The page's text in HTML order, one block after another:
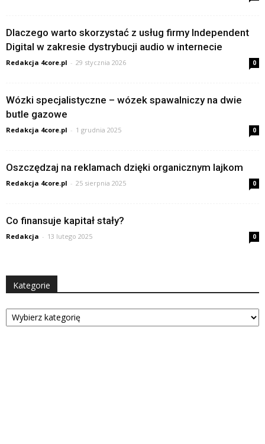
Dlaczego warto skorzystać z usług firmy Independent
Digital w zakresie dystrybucji audio w internecie
Redakcja 4core.pl - 29 stycznia 2026 0
Wózki specjalistyczne – wózek spawalniczy na dwie
butle gazowe
Redakcja 4core.pl - 1 grudnia 2025 0
Oszczędzaj na reklamach dzięki organicznym lajkom
Redakcja 4core.pl - 25 sierpnia 2025 0
Co finansuje kapitał stały?
Redakcja - 13 lutego 2025 0
Kategorie
Kategorie